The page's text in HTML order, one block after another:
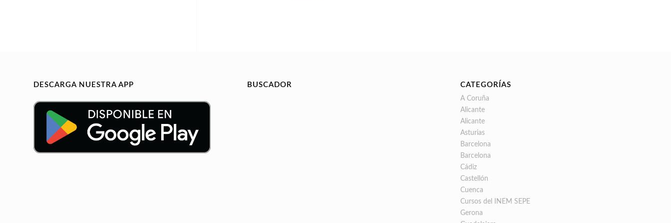
DESCARGA NUESTRA APP BUSCADOR CATEGORÍAS
A Coruña
Alicante
Alicante
Asturias
Barcelona
Barcelona
Cádiz
Castellón
Cuenca
Cursos del INEM SEPE
Gerona